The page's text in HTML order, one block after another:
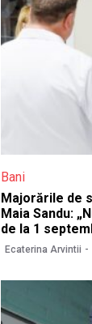
Bani
Majorările de
Maia Sandu:
de la 1
Ecaterina Arvintii